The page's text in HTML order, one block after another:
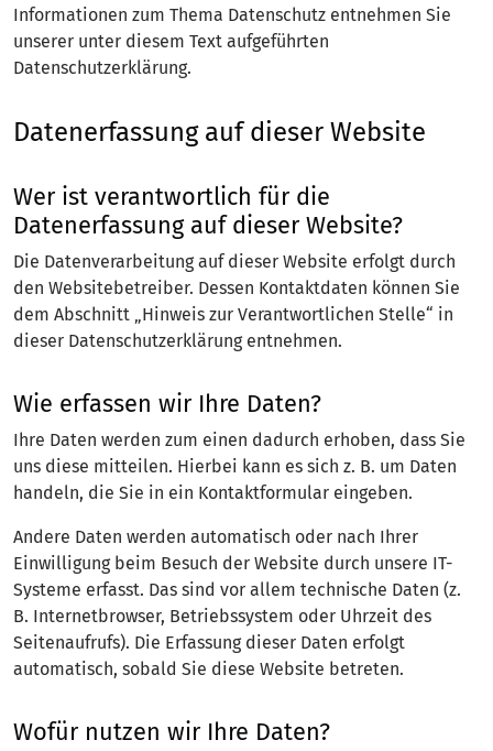
Informationen zum Thema Datenschutz entnehmen Sie
unserer unter diesem Text aufgeführten
Datenschutzerklärung.
Datenerfassung auf dieser Website
Wer ist verantwortlich für die
Datenerfassung auf dieser Website?
Die Datenverarbeitung auf dieser Website erfolgt durch
den Websitebetreiber. Dessen Kontaktdaten können Sie
dem Abschnitt „Hinweis zur Verantwortlichen Stelle“ in
dieser Datenschutzerklärung entnehmen.
Wie erfassen wir Ihre Daten?
Ihre Daten werden zum einen dadurch erhoben, dass Sie
uns diese mitteilen. Hierbei kann es sich z. B. um Daten
handeln, die Sie in ein Kontaktformular eingeben.
Andere Daten werden automatisch oder nach Ihrer
Einwilligung beim Besuch der Website durch unsere IT-
Systeme erfasst. Das sind vor allem technische Daten (z.
B. Internetbrowser, Betriebssystem oder Uhrzeit des
Seitenaufrufs). Die Erfassung dieser Daten erfolgt
automatisch, sobald Sie diese Website betreten.
Wofür nutzen wir Ihre Daten?